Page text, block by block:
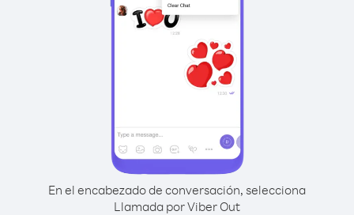
En el encabezado de conversación, selecciona
Llamada por Viber Out